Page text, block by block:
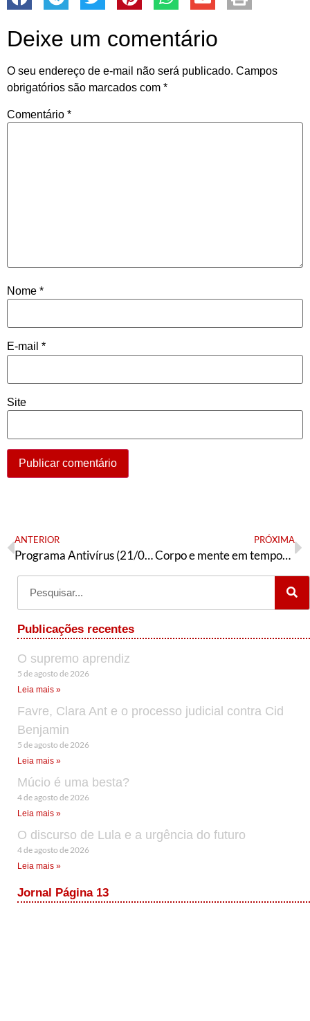
Deixe um comentário
O seu endereço de e-mail não será publicado. Campos
obrigatórios são marcados com *
Comentário *
Nome *
E-mail *
Site
ANTERIOR
Programa Antivírus (21/05): Impeachment, antes tarde do que nunca!
PRÓXIMA
Corpo e mente em tempos de pandemia
Publicações recentes
O supremo aprendiz
5 de agosto de 2026
Leia mais »
Favre, Clara Ant e o processo judicial contra Cid
Benjamin
5 de agosto de 2026
Leia mais »
Múcio é uma besta?
4 de agosto de 2026
Leia mais »
O discurso de Lula e a urgência do futuro
4 de agosto de 2026
Leia mais »
Jornal Página 13